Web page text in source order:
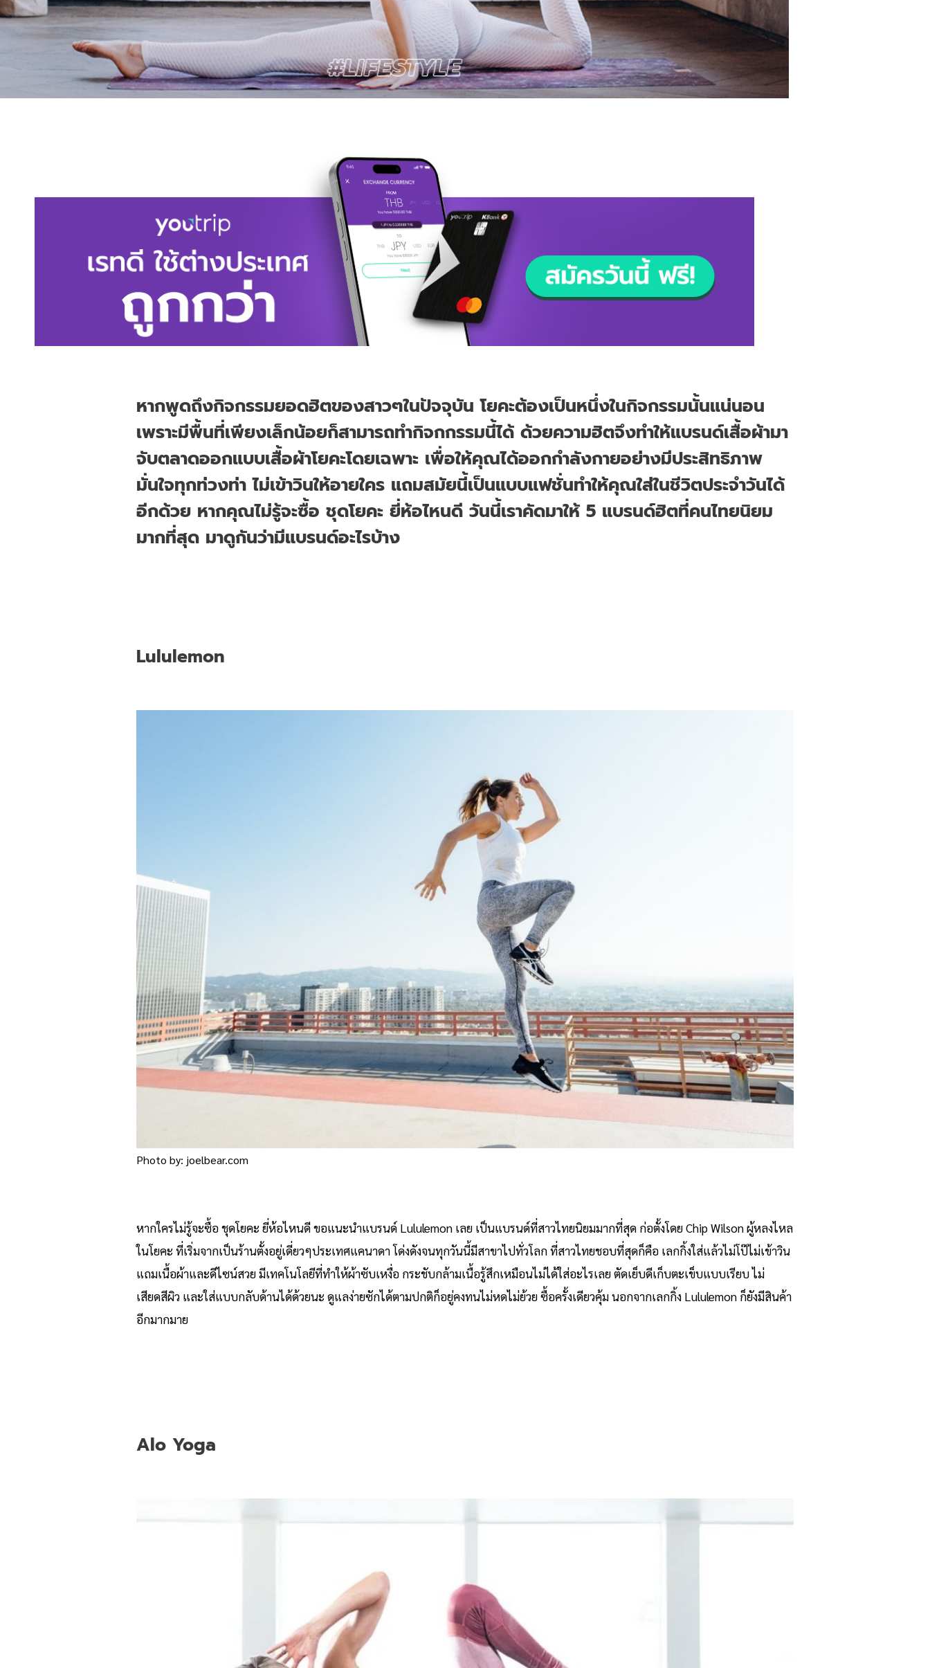
หากพูดถึงกิจกรรมยอดฮิตของสาวๆในปัจจุบัน โยคะต้องเป็นหนึ่งในกิจกรรมนั้นแน่นอน
เพราะมีพื้นที่เพียงเล็กน้อยก็สามารถทำกิจกกรรมนี้ได้ ด้วยความฮิตจึงทำให้แบรนด์เสื้อผ้ามา
จับตลาดออกแบบเสื้อผ้าโยคะโดยเฉพาะ เพื่อให้คุณได้ออกกำลังกายอย่างมีประสิทธิภาพ
มั่นใจทุกท่วงท่า ไม่เข้าวินให้อายใคร แถมสมัยนี้เป็นแบบแฟชั่นทำให้คุณใส่ในชีวิตประจำวันได้
อีกด้วย หากคุณไม่รู้จะซื้อ ชุดโยคะ ยี่ห้อไหนดี วันนี้เราคัดมาให้ 5 แบรนด์ฮิตที่คนไทยนิยม
มากที่สุด มาดูกันว่ามีแบรนด์อะไรบ้าง
Lululemon
Photo by: joelbear.com
หากใครไม่รู้จะซื้อ ชุดโยคะ ยี่ห้อไหนดี ขอแนะนำแบรนด์ Lululemon เลย เป็นแบรนด์ที่สาวไทยนิยมมากที่สุด ก่อตั้งโดย Chip Wilson ผู้หลงไหล
ในโยคะ ที่เริ่มจากเป็นร้านตั้งอยู่เดี่ยวๆประเทศแคนาดา โด่งดังจนทุกวันนี้มีสาขาไปทั่วโลก ที่สาวไทยชอบที่สุดก็คือ เลกกิ้งใส่แล้วไม่โป๊ไม่เข้าวิน
แถมเนื้อผ้าและดีไซน์สวย มีเทคโนโลยีที่ทำให้ผ้าซับเหงื่อ กระชับกล้ามเนื้อรู้สึกเหมือนไม่ได้ใส่อะไรเลย ตัดเย็บดีเก็บตะเข็บแบบเรียบ ไม่
เสียดสีผิว และใส่แบบกลับด้านได้ด้วยนะ ดูแลง่ายซักได้ตามปกติก็อยู่คงทนไม่หดไม่ย้วย ซื้อครั้งเดียวคุ้ม นอกจากเลกกิ้ง Lululemon ก็ยังมีสินค้า
อีกมากมาย
Alo Yoga